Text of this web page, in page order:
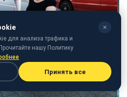
✕
для анализа трафика и
нашу Политику
Принять все